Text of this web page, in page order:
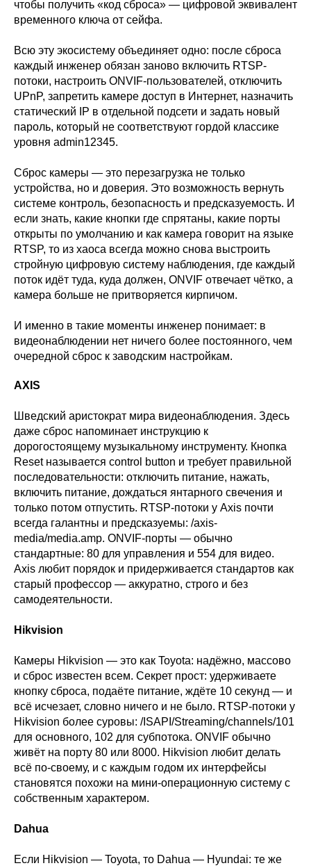
чтобы получить «код сброса» — цифровой эквивалент
временного ключа от сейфа.
Всю эту экосистему объединяет одно: после сброса
каждый инженер обязан заново включить RTSP-
потоки, настроить ONVIF-пользователей, отключить
UPnP, запретить камере доступ в Интернет, назначить
статический IP в отдельной подсети и задать новый
пароль, который не соответствуют гордой классике
уровня admin12345.
Сброс камеры — это перезагрузка не только
устройства, но и доверия. Это возможность вернуть
системе контроль, безопасность и предсказуемость. И
если знать, какие кнопки где спрятаны, какие порты
открыты по умолчанию и как камера говорит на языке
RTSP, то из хаоса всегда можно снова выстроить
стройную цифровую систему наблюдения, где каждый
поток идёт туда, куда должен, ONVIF отвечает чётко, а
камера больше не притворяется кирпичом.
И именно в такие моменты инженер понимает: в
видеонаблюдении нет ничего более постоянного, чем
очередной сброс к заводским настройкам.
AXIS
Шведский аристократ мира видеонаблюдения. Здесь
даже сброс напоминает инструкцию к
дорогостоящему музыкальному инструменту. Кнопка
Reset называется control button и требует правильной
последовательности: отключить питание, нажать,
включить питание, дождаться янтарного свечения и
только потом отпустить. RTSP-потоки у Axis почти
всегда галантны и предсказуемы: /axis-
media/media.amp. ONVIF-порты — обычно
стандартные: 80 для управления и 554 для видео.
Axis любит порядок и придерживается стандартов как
старый профессор — аккуратно, строго и без
самодеятельности.
Hikvision
Камеры Hikvision — это как Toyota: надёжно, массово
и сброс известен всем. Секрет прост: удерживаете
кнопку сброса, подаёте питание, ждёте 10 секунд — и
всё исчезает, словно ничего и не было. RTSP-потоки у
Hikvision более суровы: /ISAPI/Streaming/channels/101
для основного, 102 для субпотока. ONVIF обычно
живёт на порту 80 или 8000. Hikvision любит делать
всё по-своему, и с каждым годом их интерфейсы
становятся похожи на мини-операционную систему с
собственным характером.
Dahua
Если Hikvision — Toyota, то Dahua — Hyundai: те же